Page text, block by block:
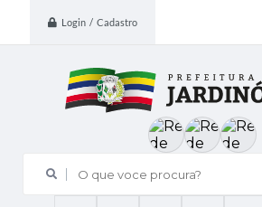
Login / Cadastro
O que voce procura?